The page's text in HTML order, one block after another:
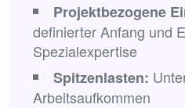
Projektbezogene
definierter Anfang und
Spezialexpertise
Spitzenlasten:
Arbeitsaufkommen